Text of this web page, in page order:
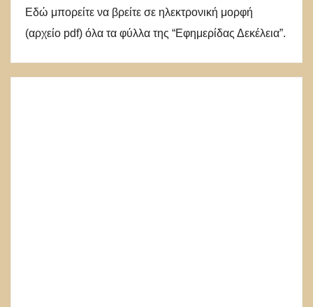
Εδώ μπορείτε να βρείτε σε ηλεκτρονική μορφή
(αρχείο pdf) όλα τα φύλλα της “Εφημερίδας Δεκέλεια”.